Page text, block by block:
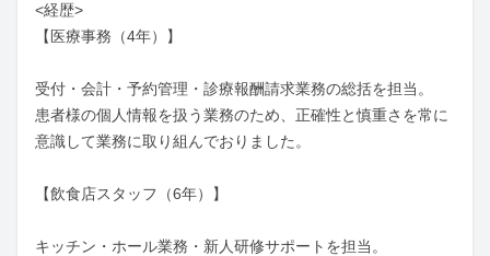
<経歴>
【医療事務（4年）】
受付・会計・予約管理・診療報酬請求業務の総括を担当。
患者様の個人情報を扱う業務のため、正確性と慎重さを常に
意識して業務に取り組んでおりました。
【飲食店スタッフ（6年）】
キッチン・ホール業務・新人研修サポートを担当。